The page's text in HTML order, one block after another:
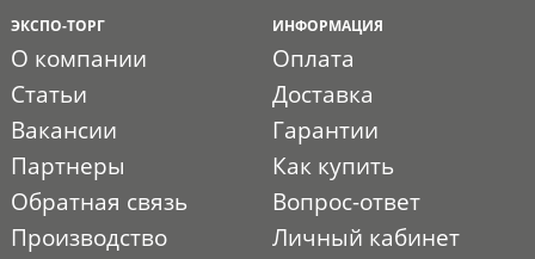
ЭКСПО-ТОРГ
О компании
Статьи
Вакансии
Партнеры
Обратная связь
Производство
ИНФОРМАЦИЯ
Оплата
Доставка
Гарантии
Как купить
Вопрос-ответ
Личный кабинет